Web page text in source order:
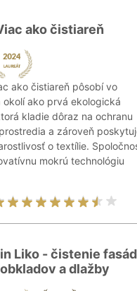
ako čistiareň
ako čistiareň pôsobí vo
okolí ako prvá ekologická
kladie dôraz na ochranu
a zároveň
o textílie.
mokrú technológiu
Liko - čistenie
a dlažby